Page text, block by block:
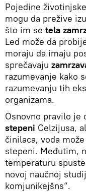
Pojedine
mogu da prežive
što im se tela
Led može da
moraju da imaju
sprečavaju
razumevanje kako
razumevanju tih
organizama.
Osnovno pravilo je
stepeni Celzijusa,
činilaca, voda
stepeni. Međutim,
temperaturu
novoj naučnoj
komjunikejšns“.